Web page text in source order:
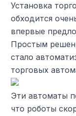
Установка
обходится
впервые
Простым
стало
торговых
Эти автоматы
что роботы